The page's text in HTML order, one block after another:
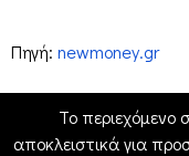
Πηγή: newmoney.gr
Το περιεχόμενο
αποκλειστικά για